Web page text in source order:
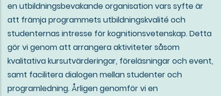
en utbildningsbevakande organisation vars syfte är
att främja programmets utbildningskvalité och
studenternas intresse för kognitionsvetenskap. Detta
gör vi genom att arrangera aktiviteter såsom
kvalitativa kursutvärderingar, föreläsningar och event,
samt facilitera dialogen mellan studenter och
programledning. Årligen genomför vi en